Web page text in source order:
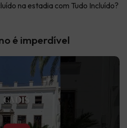
na estadia com Tudo Incluído?
é imperdível